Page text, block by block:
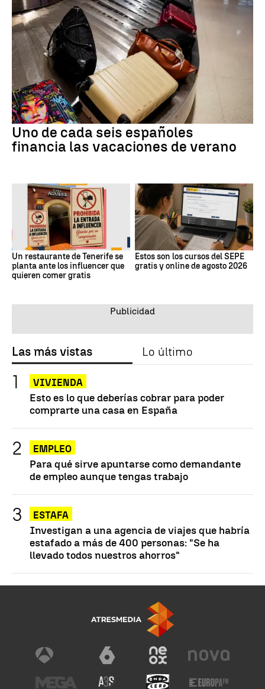
Uno de cada seis españoles
financia las vacaciones de verano
Un restaurante de Tenerife se
planta ante los influencer que
quieren comer gratis
Estos son los cursos del SEPE
gratis y online de agosto 2026
Las más vistas Lo último
VIVIENDA
Esto es lo que deberías cobrar para poder
comprarte una casa en España
EMPLEO
Para qué sirve apuntarse como demandante
de empleo aunque tengas trabajo
ESTAFA
Investigan a una agencia de viajes que habría
estafado a más de 400 personas: "Se ha
llevado todos nuestros ahorros"